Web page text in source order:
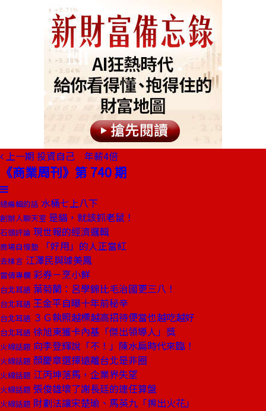
上一期 投資自己 年薪4倍
《商業周刊》第 740 期
總編輯的話 水桶七上八下
創辦人聊天室 是貓，就該抓老鼠！
石頭評論 現世報的經濟邏輯
商場自慢塾 「好用」的人正當紅
去梯言 江澤民與璩美鳳
雷倩專欄 彩券－烹小鮮
台北耳語 葉菊蘭：呂學錦比毛治國更三八！
台北耳語 王金平自曝十年前秘辛
台北耳語 ３Ｇ執照越標越高招待便當也越吃越好
台北耳語 徐旭東獲卡內基「傑出領導人」獎
火線話題 向李登輝說「不！」陳水扁時代來臨！
火線話題 顏慶章選擇遠離台北是非圈
火線話題 江丙坤落馬，企業界失望
火線話題 張俊雄壞了謝長廷的連任算盤
火線話題 財劃法讓宋楚瑜、馬英九「擦出火花」